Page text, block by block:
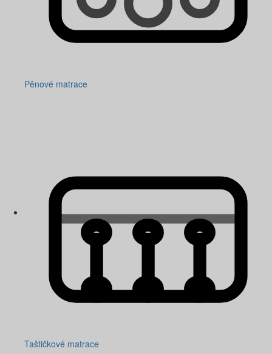
Pěnové matrace
Taštičkové matrace